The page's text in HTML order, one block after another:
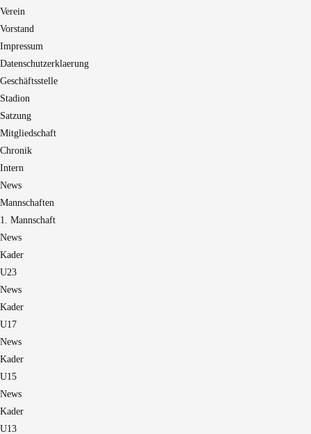
Verein
Vorstand
Impressum
Datenschutzerklaerung
Geschäftsstelle
Stadion
Satzung
Mitgliedschaft
Chronik
Intern
News
Mannschaften
1. Mannschaft
News
Kader
U23
News
Kader
U17
News
Kader
U15
News
Kader
U13